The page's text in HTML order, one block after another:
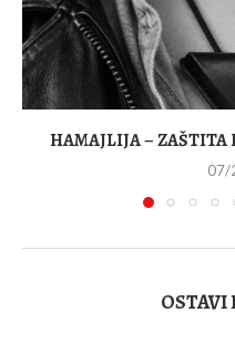
HAMAJLIJA –
07/
OSTAVI